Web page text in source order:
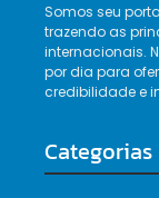
Somos seu
trazendo as
internacionais.
por dia para
credibilidade e
Categorias